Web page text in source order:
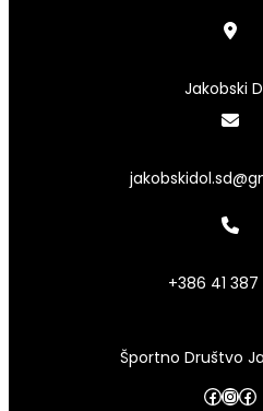
Jakobski
+386 41
Športno Društvo